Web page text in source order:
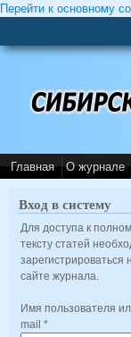
Перейти к основному
Главная О журнале
Вход в систему
Для доступа к
тексту статей
зарегистрироваться
сайте журнала.
Имя пользователя
mail *